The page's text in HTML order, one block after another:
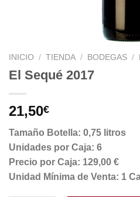
INICIO / TIENDA / BODEGAS /
El Sequé 2017
21,50€
Tamaño Botella: 0,75 litros
Unidades por Caja: 6
Precio por Caja: 129,00 €
Unidad Mínima de Venta: 1